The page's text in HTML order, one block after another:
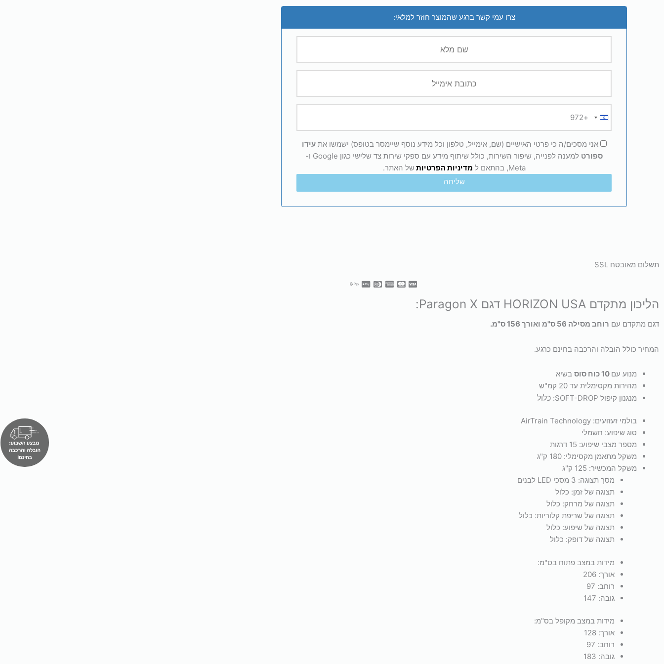
צרו עמי קשר ברגע שהמוצר חוזר למלאי:
Israel
+972
+972
אני מסכים/ה כי פרטי האישיים (שם, אימייל, טלפון וכל מידע נוסף שיימסר בטופס) ישמשו אתעידו
ספורט
למענה לפנייה, שיפור השירות, כולל שיתוף מידע עם ספקי שירות צד שלישי כגון Google ו-
Meta, בהתאם ל
מדיניות הפרטיותשל האתר.
שליחה
תשלום מאובטח SSL
הליכון מתקדם HORIZON USA דגם Paragon X:
דגם מתקדם עם רוחב מסילה 56 ס"מ ואורך 156 ס"מ.
המחיר כולל הובלה והרכבה בחינם כרגע.
מנוע עם
בשיא
מהירות מקסימלית עד 20 קמ"ש
מנגנון קיפול SOFT-DROP:
כלול
בולמי זעזועים: AirTrain Technology
סוג שיפוע: חשמלי
מספר מצבי שיפוע: 15 דרגות
משקל מתאמן מקסימלי: 180 ק"ג
משקל המכשיר: 125 ק"ג
מסך תצוגה: 3 מסכי LED לבנים
תצוגה של זמן: כלול
תצוגה של מרחק: כלול
תצוגה של שריפת קלוריות: כלול
תצוגה של שיפוע: כלול
תצוגה של דופק: כלול
מידות במצב פתוח בס"מ:
אורך: 206
רוחב: 97
גובה: 147
מידות במצב מקופל בס"מ:
אורך: 128
רוחב: 97
גובה: 183